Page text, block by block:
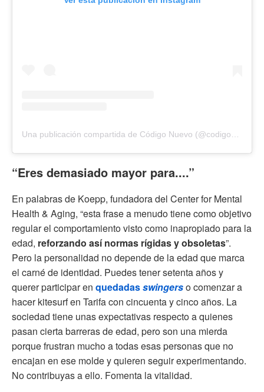
“Eres demasiado mayor para....”
En palabras de Koepp, fundadora del Center for Mental
Health & Aging, “esta frase a menudo tiene como objetivo
regular el comportamiento visto como inapropiado para la
edad, reforzando así normas rígidas y obsoletas”.
Pero la personalidad no depende de la edad que marca
el carné de identidad. Puedes tener setenta años y
querer participar en quedadasswingerso comenzar a
hacer kitesurf en Tarifa con cincuenta y cinco años. La
sociedad tiene unas expectativas respecto a quienes
pasan cierta barreras de edad, pero son una mierda
porque frustran mucho a todas esas personas que no
encajan en ese molde y quieren seguir experimentando.
No contribuyas a ello. Fomenta la vitalidad.